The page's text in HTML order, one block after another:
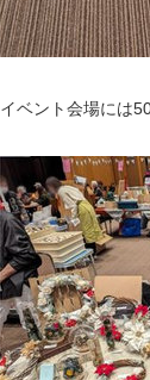
イベント会場には